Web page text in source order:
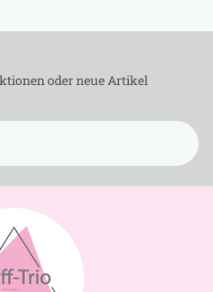
oder neue Artikel